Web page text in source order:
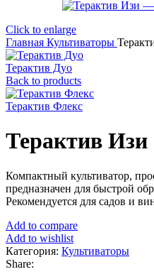
Click to enlarge
Главная Культиваторы
Терактив Дуо
Back to products
Терактив Флекс
Терактив Изи
Компактный культиватор,
предназначен для быстрой
Рекомендуется для садов и
Add to compare
Add to wishlist
Категория: Культиваторы
Share: